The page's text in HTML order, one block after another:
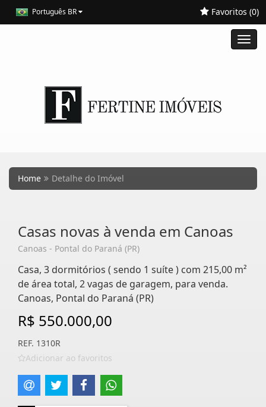
Português BR Favoritos (0)
Home Detalhe do Imóvel
Casas novas à venda em Canoas
Canoas - Pontal do Paraná (PR)
Casa, 3 dormitórios ( sendo 1 suíte ) com 215,00 m²
de área total, 2 vagas de garagem, para venda.
Canoas, Pontal do Paraná (PR)
R$ 550.000,00
REF. 1310R
Adicionar ao favoritos